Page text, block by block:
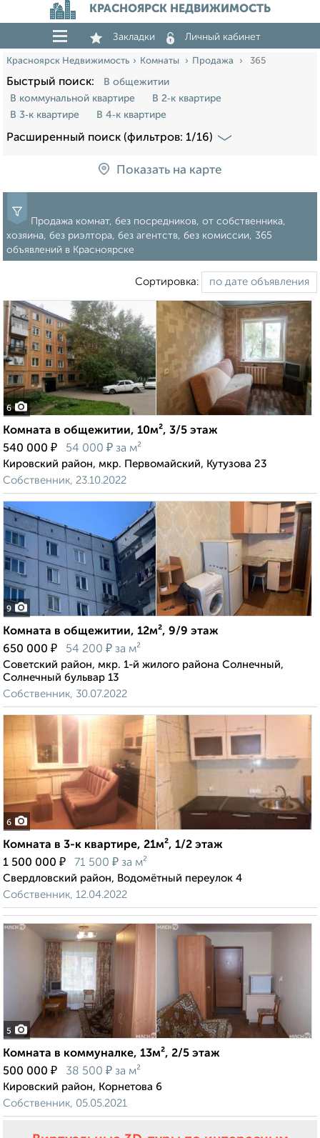
КРАСНОЯРСК НЕДВИЖИМОСТЬ
Закладки Личный кабинет
Красноярск Недвижимость Комнаты Продажа 365
Быстрый поиск:
В общежитии
В коммунальной квартире
В 2‑к квартире
В 3‑к квартире
В 4‑к квартире
Расширенный поиск (фильтров: 1/16)
Показать на карте
Продажа комнат, без посредников, от собственника,
хозяина, без риэлтора, без агентств, без комиссии, 365
объявлений в Красноярске
Сортировка:
6
Комната в общежитии, 10м², 3/5 этаж
540 000 ₽ 54 000 ₽ за м²
Кировский район, мкр. Первомайский, Кутузова 23
Собственник, 23.10.2022
9
Комната в общежитии, 12м², 9/9 этаж
650 000 ₽ 54 200 ₽ за м²
Советский район, мкр. 1-й жилого района Солнечный,
Солнечный бульвар 13
Собственник, 30.07.2022
6
Комната в 3-к квартире, 21м², 1/2 этаж
1 500 000 ₽ 71 500 ₽ за м²
Свердловский район, Водомётный переулок 4
Собственник, 12.04.2022
5
Комната в коммуналке, 13м², 2/5 этаж
500 000 ₽ 38 500 ₽ за м²
Кировский район, Корнетова 6
Собственник, 05.05.2021